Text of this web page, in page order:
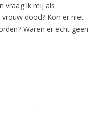
vraag ik mij als
dood? Kon er niet
Waren er echt geen